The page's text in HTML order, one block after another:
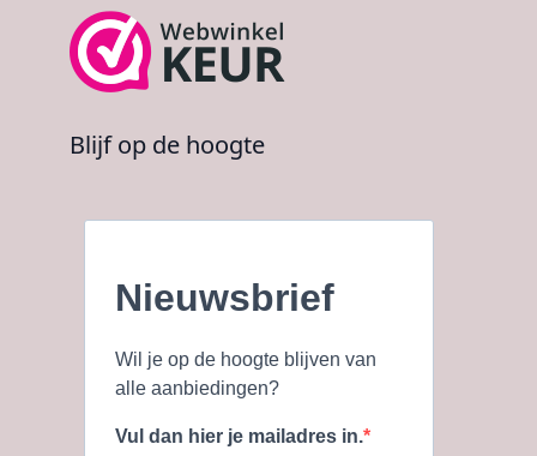
Blijf op de hoogte
Nieuwsbrief
Wil je op de hoogte blijven van
alle aanbiedingen?
Vul dan hier je mailadres in.